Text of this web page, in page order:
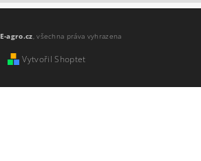
E-agro.cz, všechna práva vyhrazena
Vytvořil Shoptet